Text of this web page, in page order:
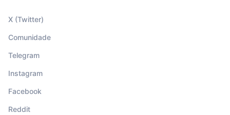
X (Twitter)
Comunidade
Telegram
Instagram
Facebook
Reddit